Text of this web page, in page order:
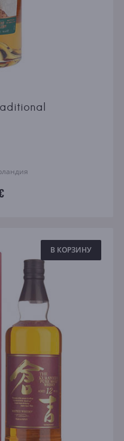
В КОРЗИНУ